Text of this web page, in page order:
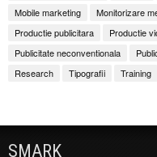
Mobile marketing
Monitorizare
Productie publicitara
Productie
Publicitate neconventionala
Research
Tipografii Training
SMARK